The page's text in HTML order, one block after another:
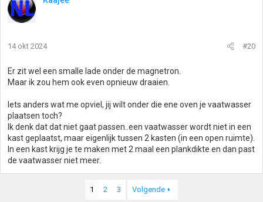
14 okt 2024 #20
Er zit wel een smalle lade onder de magnetron.
Maar ik zou hem ook even opnieuw draaien.
Iets anders wat me opviel, jij wilt onder die ene oven je vaatwasser
plaatsen toch?
Ik denk dat dat niet gaat passen..een vaatwasser wordt niet in een
kast geplaatst, maar eigenlijk tussen 2 kasten (in een open ruimte).
In een kast krijg je te maken met 2 maal een plankdikte en dan past
de vaatwasser niet meer.
1 2 3 Volgende